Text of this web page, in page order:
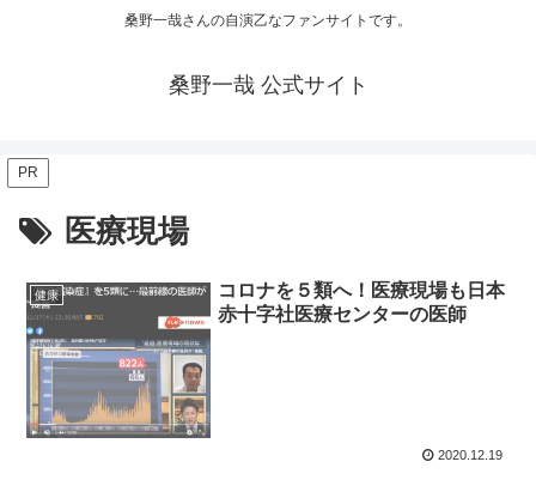
桑野一哉さんの自演乙なファンサイトです。
桑野一哉 公式サイト
PR
医療現場
健康
コロナを５類へ！医療現場も日本
赤十字社医療センターの医師
2020.12.19